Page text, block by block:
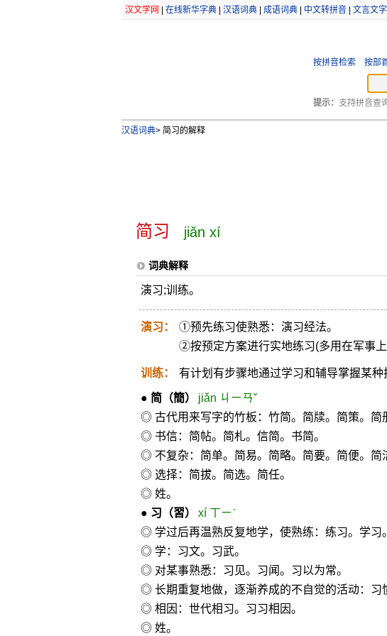
汉文学网 在线新华字典| 汉语词典| 成语词典| 中文转拼音| 文言文
按拼音检索 按部
提示： 支持拼音查
汉语词典>简习的解释
简习 jiǎn xí
词典解释
演习;训练。
演习：
①预先练习使熟悉：演习经法。
②按预定方案进行实地练习(多用在军事
训练： 有计划有步骤地通过学习和辅导掌握某种
● 简（簡）
jiǎn ㄐㄧㄢˇ
◎ 古代用来写字的竹板：竹简。简牍。简策。简
◎ 书信：简帖。简札。信简。书简。
◎ 不复杂：简单。简易。简略。简要。简便。简
◎ 选择：简拔。简选。简任。
◎ 姓。
● 习 （習）
xí ㄒㄧˊ
◎ 学过后再温熟反复地学，使熟练：练习。学习
◎ 学：习文。习武。
◎ 对某事熟悉：习见。习闻。习以为常。
◎ 长期重复地做，逐渐养成的不自觉的活动：习
◎ 相因：世代相习。习习相因。
◎ 姓。